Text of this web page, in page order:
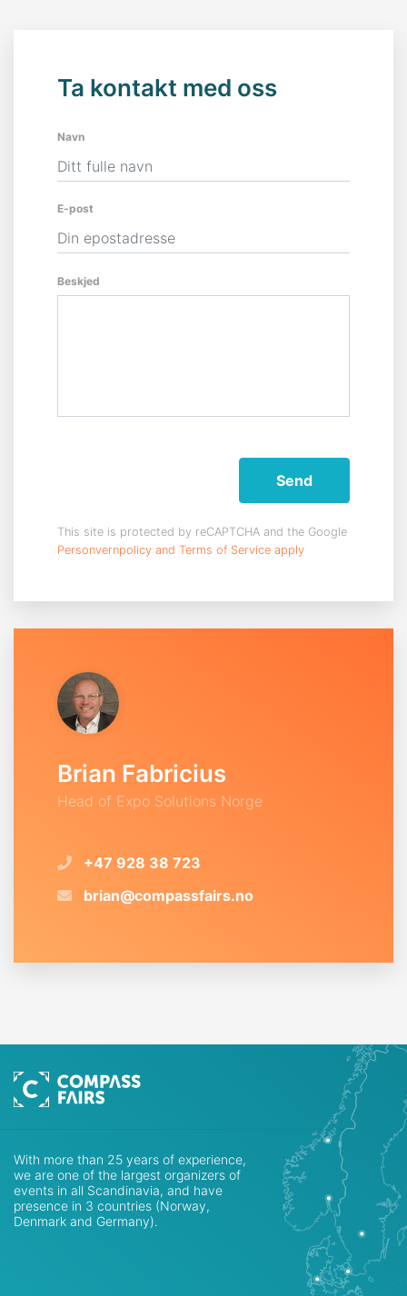
Ta kontakt med oss
Navn
E-post
Beskjed
Send
This site is protected by reCAPTCHA and the Google
Personvernpolicy and Terms of Service apply
Brian Fabricius
Head of Expo Solutions Norge
+47 928 38 723
brian@compassfairs.no
With more than 25 years of experience,
we are one of the largest organizers of
events in all Scandinavia, and have
presence in 3 countries (Norway,
Denmark and Germany).